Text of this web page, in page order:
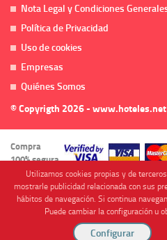
Nota Legal y Condiciones
Política de Privacidad
Uso de cookies
Empresas
Quiénes Somos
© Copyrigth 2026 - www.hoteles.net
Compra
100% segura
Cofinanciado por
Utilizamos cookies propias y de
mostrarle publicidad relacionada con sus
hábitos de navegación. Si continua
Puede cambiar la configuración u